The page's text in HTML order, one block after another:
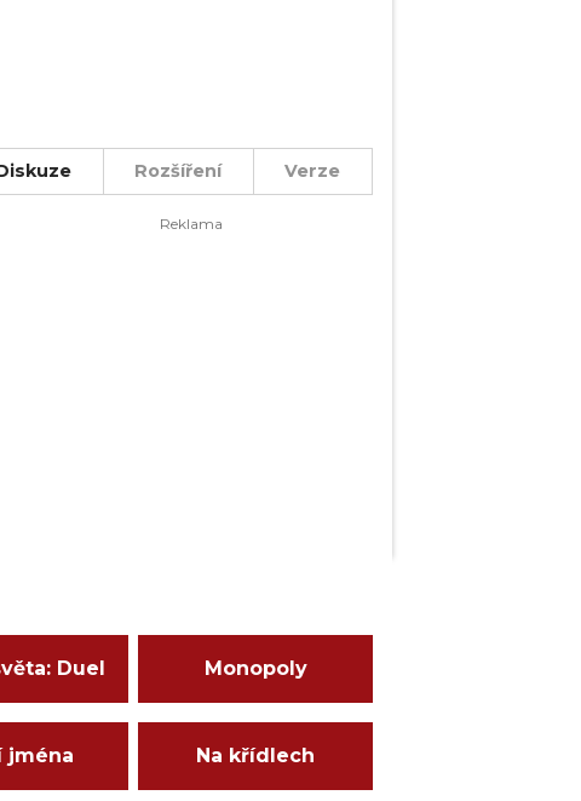
Rozšíření Verze
Duel Monopoly
jména Na křídlech